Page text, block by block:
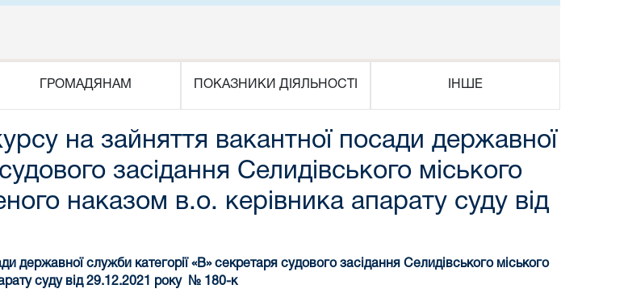
ГРОМАДЯНАМ ПОКАЗНИКИ ДІЯЛЬНОСТІ ІНШЕ
на зайняття вакантної посади державної
засідання Селидівського міського
наказом в.о. керівника апарату суду від
державної служби категорії «В» секретаря судового засідання Селидівського міського
суду від 29.12.2021 року № 180-к